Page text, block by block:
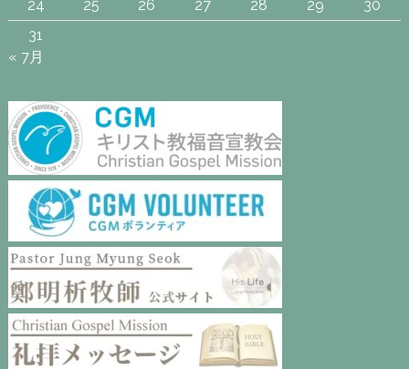
24
25 26 27 28 29
30
31
« 7月